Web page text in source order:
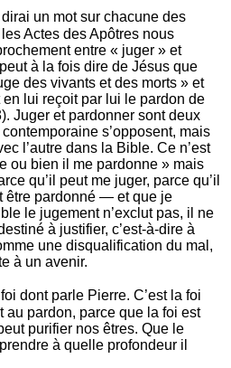
dirai un mot sur chacune des
Actes des Apôtres nous
entre « juger » et
à la fois dire de Jésus que
des vivants et des morts » et
lui reçoit par lui le pardon de
Juger et pardonner sont deux
s’opposent, mais
l’autre dans la Bible. Ce n’est
ou bien il me pardonne » mais
qu’il peut me juger, parce qu’il
être pardonné — et que je
le jugement n’exclut pas, il ne
à justifier, c’est-à-dire à
une disqualification du mal,
à un avenir.
dont parle Pierre. C’est la foi
au pardon, parce que la foi est
purifier nos êtres. Que le
à quelle profondeur il